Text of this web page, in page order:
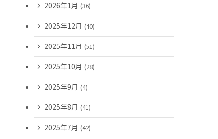
2026年1月 (36)
2025年12月 (40)
2025年11月 (51)
2025年10月 (28)
2025年9月 (4)
2025年8月 (41)
2025年7月 (42)